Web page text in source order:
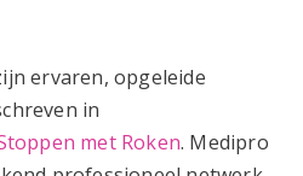
ervaren, opgeleide
in
met Roken. Medipro